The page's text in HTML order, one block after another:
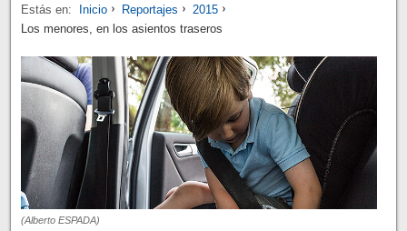
Estás en: Inicio Reportajes
2015
Los menores, en los asientos traseros
(Alberto ESPADA)